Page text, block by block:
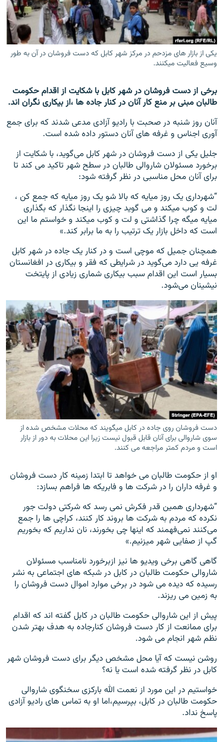
تماس
صفحه پشتو
Azadi English
همۀ سایت‌های رادیو آزادی/ رادیو اروپای آزاد
یکی از بازار های مزدحم در مرکز شهر کابل که دست فروشان در آن به طور
وسیع فعالیت میکنند.
برخی از دست فروشان در شهر کابل با شکایت از اقدام حکومت
طالبان مبنی بر منع کار آنان در کنار جاده ها ،از بیکاری نگران اند.
آنان روز شنبه در صحبت با رادیو آزادی مدعی شدند که برای جمع
آوری اجناس و غرفه های آنان دستور داده شده است.
جلیل یکی از دست فروشان در شهر کابل می‌گوید، با شکایت از
برخورد مسئولان شاروالی طالبان در سطح شهر تاکید می کند تا
برای آنان محل مناسبی در نظر گرفته شود:
“شهرداری یک روز میایه که بالا شو یک روز میایه که جمع کن ،
لت و کوب میکند و می گوید چیزی را اینجا نگذار که بگذاری
میایه میگه چرا گذاشتی و لت و کوب میکند و خواستم ما این
است که داخل بازار یک ترتیب را به ما برابر کند.»
همچنان جمیل که موچی است و در کنار یک جاده در شهر کابل
غرفه یی دارد می‌گوید در شرایطی که فقر و بیکاری در افغانستان
بسیار است این اقدام سبب بیکاری شماری زیادی از پایتخت
نیشینان می‌شود.
دست فروشان روی جاده در کابل میگویند که محلات مشخص شده از
سوی شاروالی برای آنان قابل قبول نیست زیرا این محلات به دور از بازار
است و مردم کمتر مراجعه می کنند.
او از حکومت طالبان می خواهد تا ابتدا زمینه کار دست فروشان
و غرفه داران را در شرکت ها و فابریکه ها فراهم بسازد:
“شهرداری همین قدر فکرش نمی رسد که شرکتی دولت جور
نکرده که مردم به شرکت ها بروند کار کنند، کراچی ها را جمع
می‌کنند نمی‌فهمند که اینها چی بخورند، نان نداریم که بخوریم
گپ از صفایی شهر میزنیم.»
گاهی گاهی برخی ویدیو ها نیز ازبرخورد نامناسب مسئولان
شاروالی حکومت طالبان در کابل در شبکه های اجتماعی به نشر
رسیده که دیده می شود در برخی موارد اموال دست فروشان را
به زمین می ریزند.
پیش از این شاروالی حکومت طالبان در کابل گفته اند که اقدام
برای ممانعت از کار دست فروشان کنارجاده به هدف بهتر شدن
نظم شهر انجام می شود.
روشن نیست که آیا محل مشخص دیگر برای دست فروشان شهر
کابل در نظر گرفته شده است یا نه؟
خواستیم در این مورد از نعمت الله بارکزی سخنگوی شاروالی
حکومت طالبان در کابل، بپرسیم،اما او به تماس های رادیو آزادی
پاسخ نداد.